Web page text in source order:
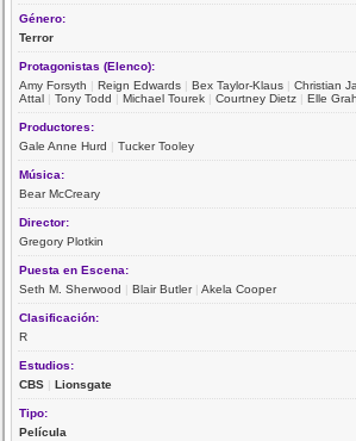
Género:
Terror
Protagonistas (Elenco):
Amy Forsyth |Reign Edwards |Bex Taylor-Klaus |Christian
Attal |Tony Todd |Michael Tourek |Courtney Dietz |Elle
Productores:
Gale Anne Hurd |Tucker Tooley
Música:
Bear McCreary
Director:
Gregory Plotkin
Puesta en Escena:
Seth M. Sherwood |Blair Butler|Akela Cooper
Clasificación:
R
Estudios:
CBS |Lionsgate
Tipo:
Película